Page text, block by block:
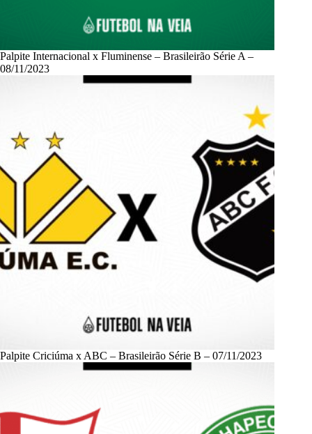
Palpite Internacional x Fluminense – Brasileirão Série A –
08/11/2023
Palpite Criciúma x ABC – Brasileirão Série B – 07/11/2023